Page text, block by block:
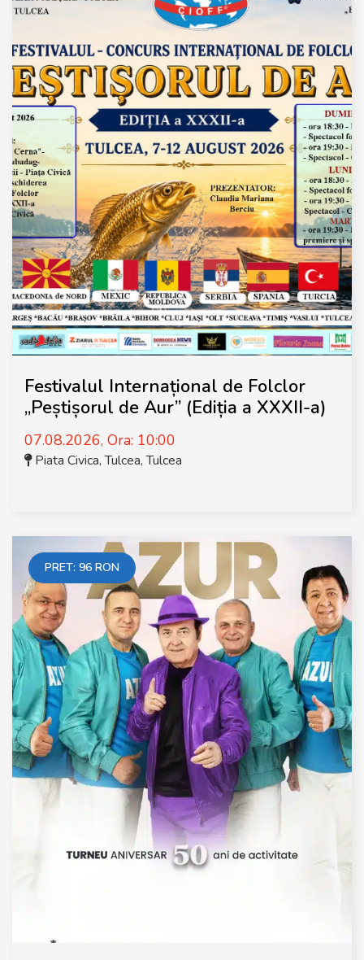
Festivalul Internațional de Folclor
„Peștișorul de Aur” (Ediția a XXXII-a)
07.08.2026, Ora: 10:00
Piata Civica, Tulcea,Tulcea
PRET: 96 RON